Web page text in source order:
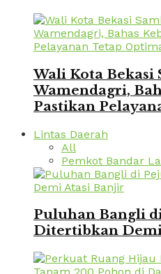
Wali Kota
Wamendagri,
Pastikan
Lintas Daerah
All
Pemkot Bandar
Puluhan Bangli
Ditertibkan